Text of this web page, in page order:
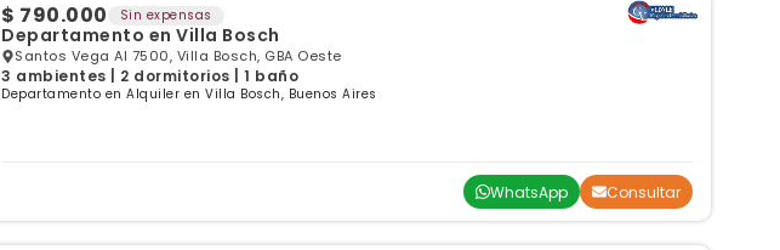
$ 790.000 Sin expensas
Departamento en Villa Bosch
Santos Vega Al 7500, Villa Bosch, GBA Oeste
3 ambientes | 2 dormitorios | 1 baño
Departamento en Alquiler en Villa Bosch, Buenos Aires
WhatsApp Consultar